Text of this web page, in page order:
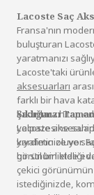
Lacoste Saç
Fransa'nın
buluşturan
yaratmanızı
Lacoste'taki
aksesuarları
farklı bir hava
kadınlara hitap
yelpazesine
kıyafetinize ve
görünüm elde
Şıklığınızı
Lacoste
yardımcı oluyor.
bir stil birlikteliği
çekici görünümün
istediğinizde,